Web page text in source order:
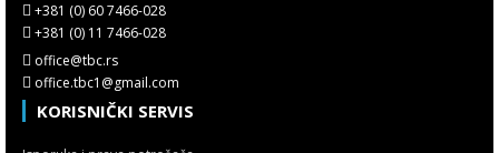
+381 (0) 60 7466-028
+381 (0) 11 7466-028
office@tbc.rs
office.tbc1@gmail.com
KORISNIČKI SERVIS